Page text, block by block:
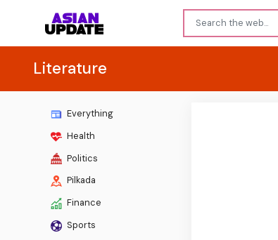
Literature
Everything
Health
Politics
Pilkada
Finance
Sports